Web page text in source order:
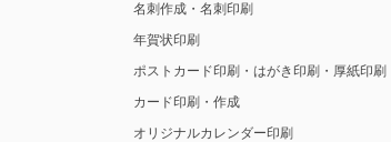
名刺作成・名刺印刷
年賀状印刷
ポストカード印刷・はがき印刷・厚紙印刷
カード印刷・作成
オリジナルカレンダー印刷